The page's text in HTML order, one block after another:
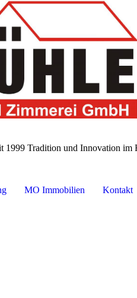
1999 Tradition und Innovation im
MO Immobilien Kontakt